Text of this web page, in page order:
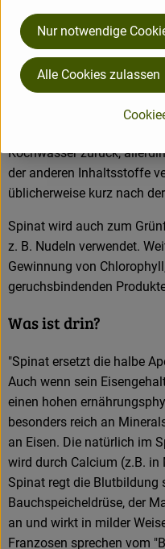
In der deutschen Küche
Begleitung von Eiern (als
Kartoffeln serviert. Um
etwas astringierenden
Nitratgehalt (um 40–70%)
weiteren Zubereitung
Kochwasser zurück,
der anderen Inhaltsstoffe
üblicherweise kurz nach
Spinat wird auch zum
z. B. Nudeln verwendet.
Gewinnung von
geruchsbindenden
Was ist drin?
"Spinat ersetzt die halbe
Auch wenn sein
einen hohen
besonders reich an
an Eisen. Die natürlich im
wird durch Calcium (z.B.
Spinat regt die Blutbildung
Bauchspeicheldrüse, der
an und wirkt in milder
Franzosen sprechen vom
Nur notwendige
Alle Cookies zulassen